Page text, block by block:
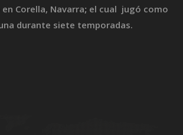
Corella, Navarra; el cual jugó como
durante siete temporadas.